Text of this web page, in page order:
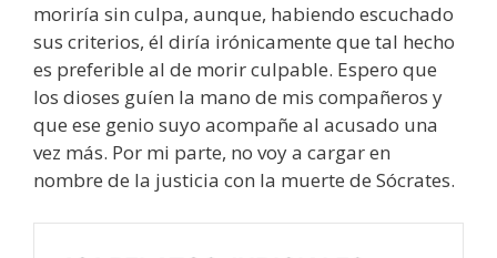
moriría sin culpa, aunque, habiendo escuchado
sus criterios, él diría irónicamente que tal hecho
es preferible al de morir culpable. Espero que
los dioses guíen la mano de mis compañeros y
que ese genio suyo acompañe al acusado una
vez más. Por mi parte, no voy a cargar en
nombre de la justicia con la muerte de Sócrates.